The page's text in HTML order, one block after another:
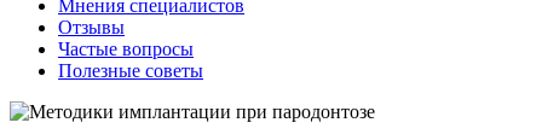
Мнения специалистов
Отзывы
Частые вопросы
Полезные советы